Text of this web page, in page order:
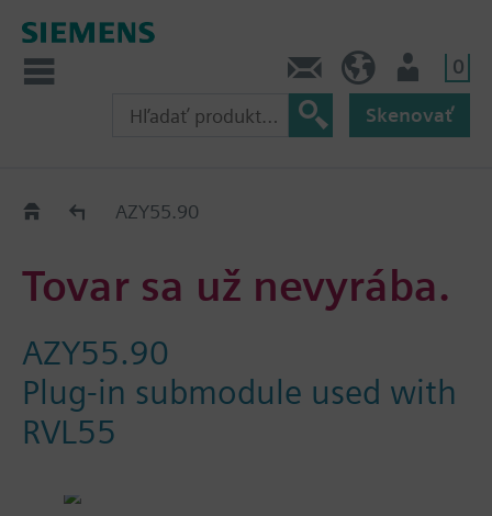
0
Skenovať
Old2NewAZY55.90
Tovar sa už nevyrába.
AZY55.90
Plug-in submodule used with
RVL55